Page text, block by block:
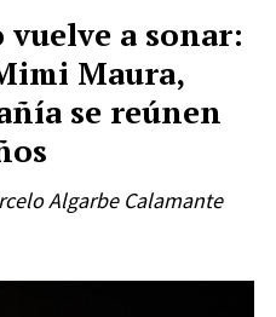
a sonar:
Maura,
se reúnen
Algarbe Calamante